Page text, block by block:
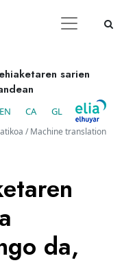
sarien
EN CA GL
/ Machine translation
da,